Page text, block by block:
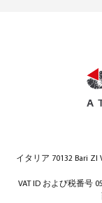
イタリア 70132 Bari ZI
VAT ID および税番号